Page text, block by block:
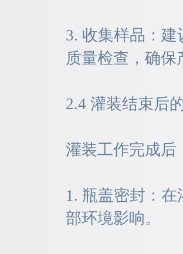
3. 收集样品：
质量检查，确
2.4 灌装结束后
灌装工作完成后
1. 瓶盖密封：
部环境影响。